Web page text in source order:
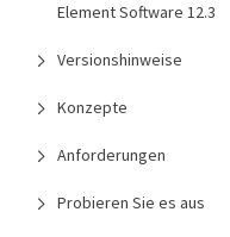
Element Software 12.3
Versionshinweise
Konzepte
Anforderungen
Probieren Sie es aus